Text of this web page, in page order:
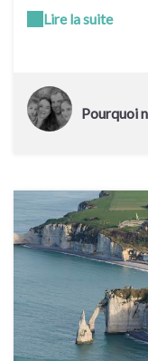
jour ou plateaux de
produits locaux et
Lire la suite
Pourquoi